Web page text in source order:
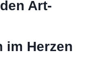
Art-
im Herzen